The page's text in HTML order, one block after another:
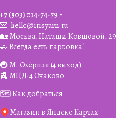
+7 (903) 014-74-79‬
💌 hello@irisyarn.ru
🏡 Москва, Наташи Ковшовой, 29
🚗 Всегда есть парковка!
🚇 М. Озёрная (4 выход)
🚉 МЦД-4 Очаково
🗺️ Как добраться
Магазин в Яндекс Картах